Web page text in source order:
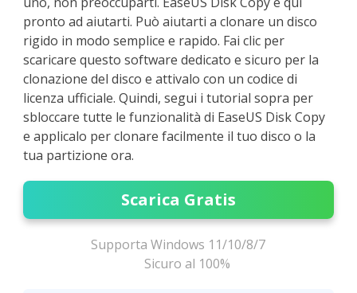
pronto ad aiutarti. Può aiutarti a clonare un disco
rigido in modo semplice e rapido. Fai clic per
scaricare questo software dedicato e sicuro per la
clonazione del disco e attivalo con un codice di
licenza ufficiale. Quindi, segui i tutorial sopra per
sbloccare tutte le funzionalità di EaseUS Disk Copy
e applicalo per clonare facilmente il tuo disco o la
tua partizione ora.
Scarica Gratis
Supporta Windows 11/10/8/7
Sicuro al 100%